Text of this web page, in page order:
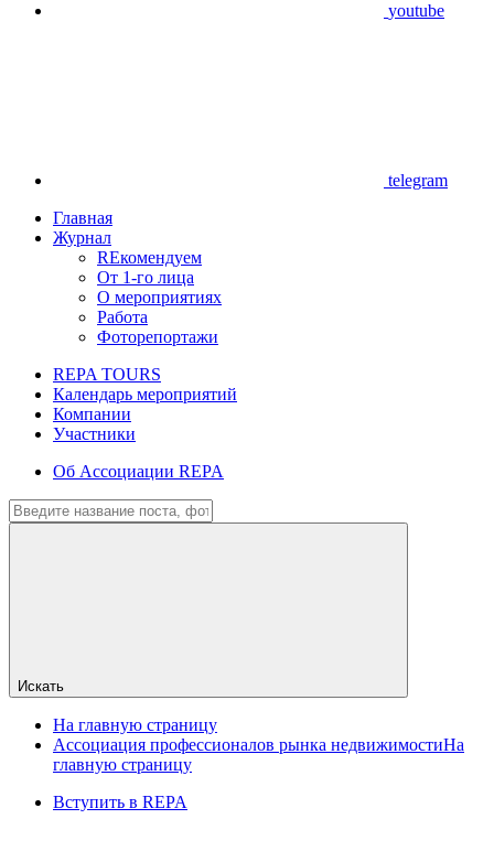
youtube
telegram
Главная
Журнал
REкомендуем
От 1-го лица
О мероприятиях
Работа
Фоторепортажи
REPA TOURS
Календарь мероприятий
Компании
Участники
Об Ассоциации REPA
Искать
На главную страницу
Ассоциация профессионалов рынка недвижимостиНа
главную страницу
Вступить в REPA